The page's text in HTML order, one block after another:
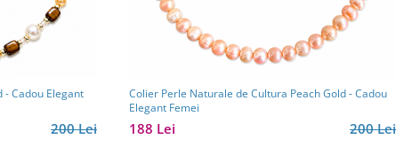
- Cadou Elegant
200 Lei
Colier Perle Naturale de Cultura Peach Gold - Cadou
Elegant Femei
200 Lei
188 Lei